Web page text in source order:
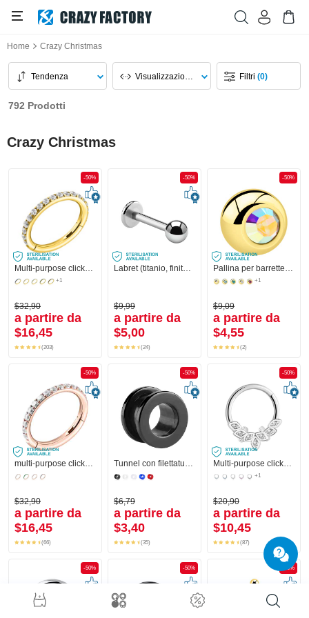
Home Crazy Christmas
Tendenza Visualizzazione Pagina Filtri(0)
792 Prodotti
Crazy Christmas
-50%
Multi-purpose clicker (acciaio chirurgico, oro, finitura lucida) con cristallini
+1
$32,90
a partire da
$16,45
(203)
-50%
Labret (titanio, finitura lucida) con pallina
$9,99
a partire da
$5,00
(24)
-50%
Pallina per barrette filettate (acciaio chirurgico, oro, finitura lucida) con brillantino
+1
$9,09
a partire da
$4,55
(2)
-50%
$32,90
a partire da
$16,45
(66)
-50%
$6,79
a partire da
$3,40
(35)
-50%
Multi-purpose clicker (acciaio chirurgico, argento, finitura lucida) con cristallini
+1
$20,90
a partire da
$10,45
(87)
-50% -50% -50%